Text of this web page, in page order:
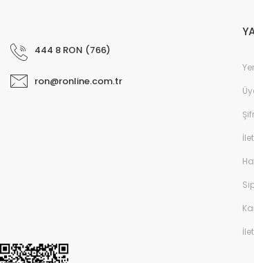
444 8 RON (766)
ron@ronline.com.tr